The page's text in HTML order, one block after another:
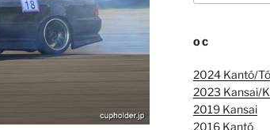
OC
2024 Kantó/
2023 Kansai/
2019 Kansai
2016 Kantó